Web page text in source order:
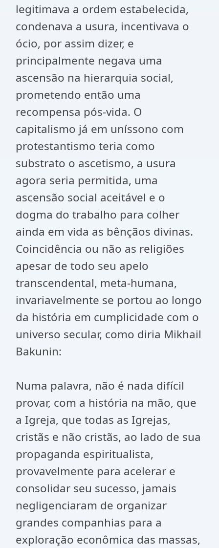
legitimava a ordem estabelecida,
condenava a usura, incentivava o
ócio, por assim dizer, e
principalmente negava uma
ascensão na hierarquia social,
prometendo então uma
recompensa pós-vida. O
capitalismo já em uníssono com
protestantismo teria como
substrato o ascetismo, a usura
agora seria permitida, uma
ascensão social aceitável e o
dogma do trabalho para colher
ainda em vida as bênçãos divinas.
Coincidência ou não as religiões
apesar de todo seu apelo
transcendental, meta-humana,
invariavelmente se portou ao longo
da história em cumplicidade com o
universo secular, como diria Mikhail
Bakunin:
Numa palavra, não é nada difícil
provar, com a história na mão, que
a Igreja, que todas as Igrejas,
cristãs e não cristãs, ao lado de sua
propaganda espiritualista,
provavelmente para acelerar e
consolidar seu sucesso, jamais
negligenciaram de organizar
grandes companhias para a
exploração econômica das massas,